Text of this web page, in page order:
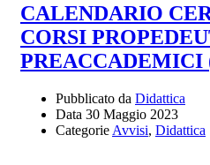
CALENDARIO
CORSI
PREACCADEMICI
Pubblicato da Didattica
Data 30 Maggio 2023
Categorie Avvisi, Didattica